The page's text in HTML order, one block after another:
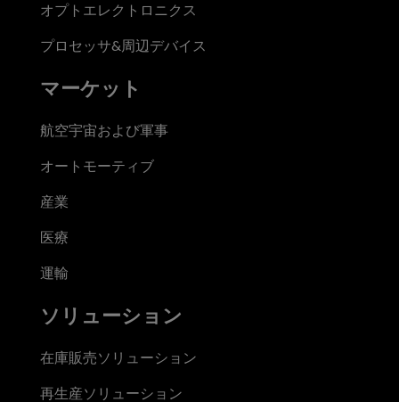
オプトエレクトロニクス
プロセッサ&周辺デバイス
マーケット
航空宇宙および軍事
オートモーティブ
産業
医療
運輸
ソリューション
在庫販売ソリューション
再生産ソリューション